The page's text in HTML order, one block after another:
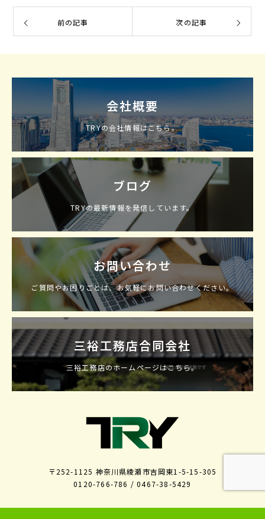
前の記事 次の記事
会社概要
TRYの会社情報はこちら。
ブログ
TRYの最新情報を発信しています。
お問い合わせ
ご質問やお困りごとは、お気軽にお問い合わせください。
三裕工務店合同会社
三裕工務店のホームページはこちら。
〒252-1125 神奈川県綾瀬市吉岡東1-5-15-305
0120-766-786 / 0467-38-5429